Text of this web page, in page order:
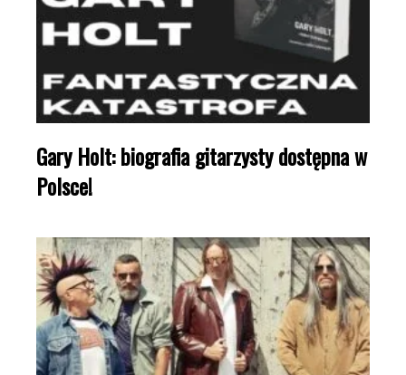
Gary Holt: biografia gitarzysty dostępna w
Polsce!